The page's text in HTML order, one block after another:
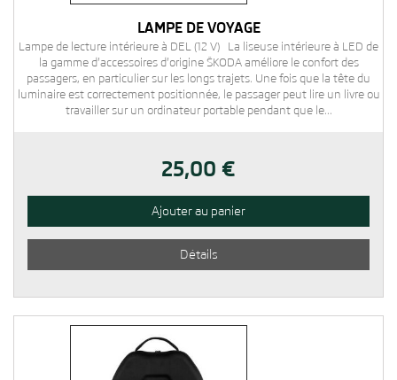
LAMPE DE VOYAGE
Lampe de lecture intérieure à DEL (12 V) La liseuse intérieure à LED de
la gamme d’accessoires d’origine ŠKODA améliore le confort des
passagers, en particulier sur les longs trajets. Une fois que la tête du
luminaire est correctement positionnée, le passager peut lire un livre ou
travailler sur un ordinateur portable pendant que le...
25,00 €
Ajouter au panier
Détails